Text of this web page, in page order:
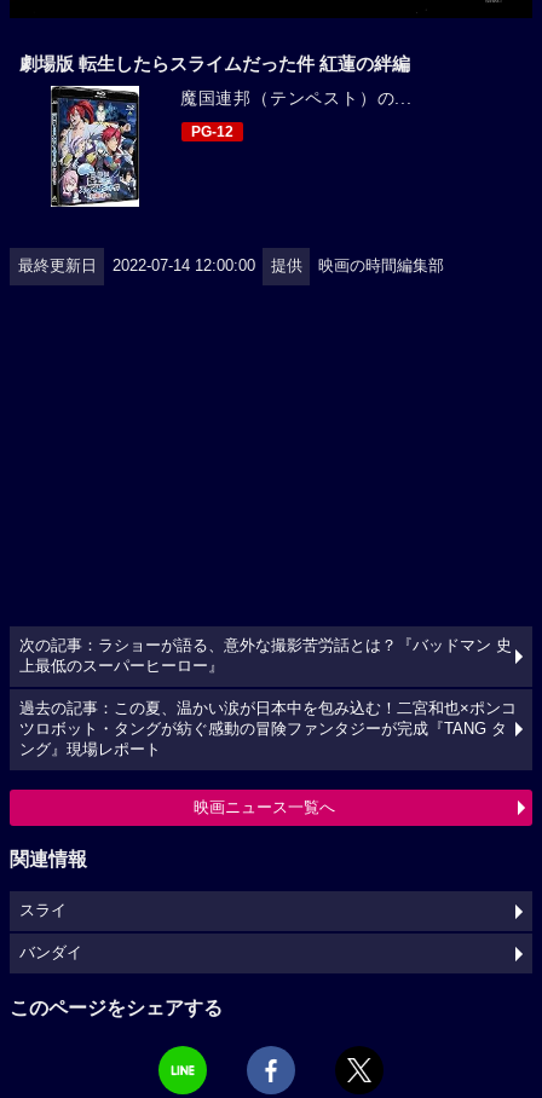
劇場版 転生したらスライムだった件 紅蓮の絆編
魔国連邦（テンペスト）の...
PG-12
最終更新日 2022-07-14 12:00:00 提供 映画の時間編集部
次の記事：ラショーが語る、意外な撮影苦労話とは？『バッドマン 史
上最低のスーパーヒーロー』
過去の記事：この夏、温かい涙が日本中を包み込む！二宮和也×ポンコ
ツロボット・タングが紡ぐ感動の冒険ファンタジーが完成『TANG タ
ング』現場レポート
映画ニュース一覧へ
関連情報
スライ
バンダイ
このページをシェアする